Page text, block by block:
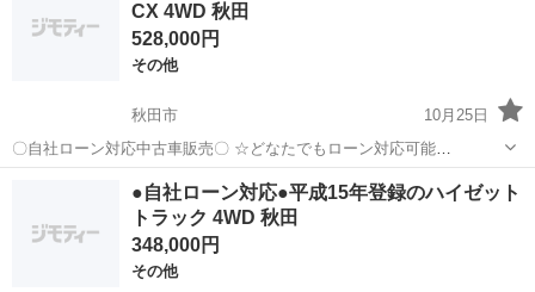
CX 4WD 秋田
528,000円
その他
秋田市
10月25日
〇自社ローン対応中古車販売〇 ☆どなたでもローン対応可能
☆ １、勤続年数の短い方や自営業の方 ２、パートを
される主婦の方や派遣社員の方 ３、自己破産等をされた方やローンが
組めない方 ４、他社様で...
その他 ビーゴ
●自社ローン対応●平成15年登録のハイゼット
トラック 4WD 秋田
348,000円
その他